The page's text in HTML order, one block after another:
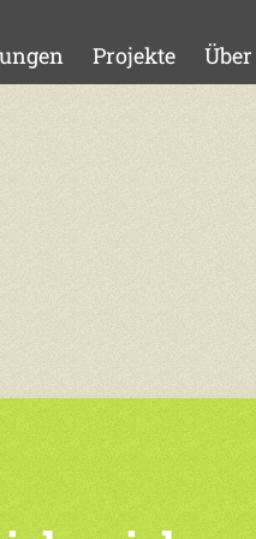
Projekte